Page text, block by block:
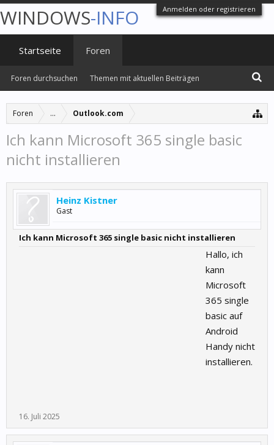
Anmelden oder registrieren
Foren ... Outlook.com
Ich kann Microsoft 365 single basic
nicht installieren
Heinz Kistner
Gast
Ich kann Microsoft 365 single basic nicht installieren
Hallo, ich
kann
Microsoft
365 single
basic auf
Android
Handy nicht
installieren.
16. Juli 2025
WINDOWS-INFO
Startseite Foren
Foren durchsuchen Themen mit aktuellen Beiträgen